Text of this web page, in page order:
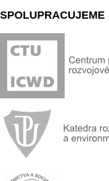
SPOLUPRACUJEME